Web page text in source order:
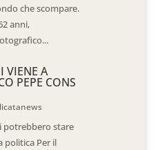
che scompare.
anni,
VIENE A
PEPE CONS
potrebbero stare
politica Per il